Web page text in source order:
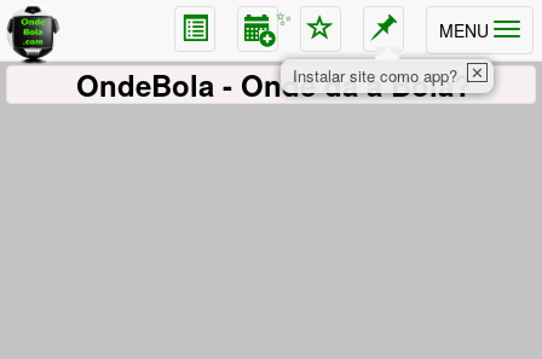
MENU
✨
OndeBola - Onde dá a Bola?✕
Instalar site como app?